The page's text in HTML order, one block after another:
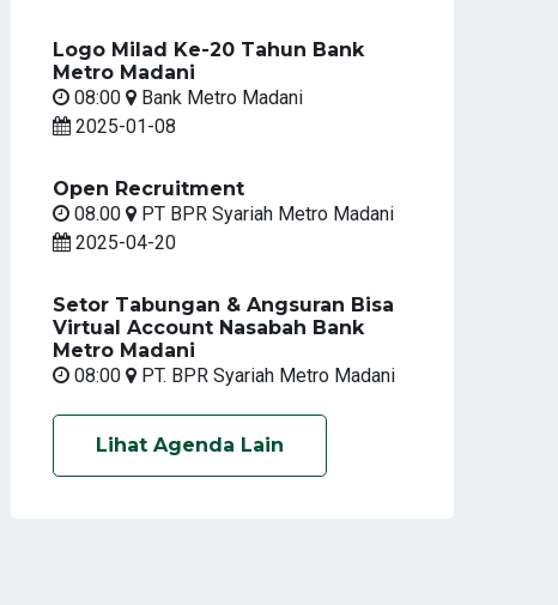
Logo Milad Ke-20 Tahun Bank
Metro Madani
08:00
Bank Metro Madani
2025-01-08
Open Recruitment
08.00
PT BPR Syariah Metro Madani
2025-04-20
Setor Tabungan & Angsuran Bisa
Virtual Account Nasabah Bank
Metro Madani
08:00
PT. BPR Syariah Metro Madani
Lihat Agenda Lain